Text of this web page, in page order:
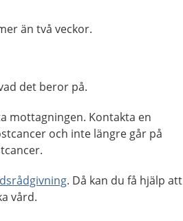
än två veckor.
det beror på.
mottagningen. Kontakta en
och inte längre går på
. Då kan du få hjälp att
vård.